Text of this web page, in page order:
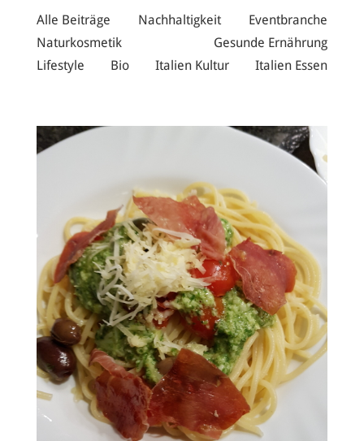
Alle Beiträge Nachhaltigkeit
Eventbranche
Naturkosmetik
Gesunde Ernährung
Lifestyle
Bio Italien Kultur Italien Essen